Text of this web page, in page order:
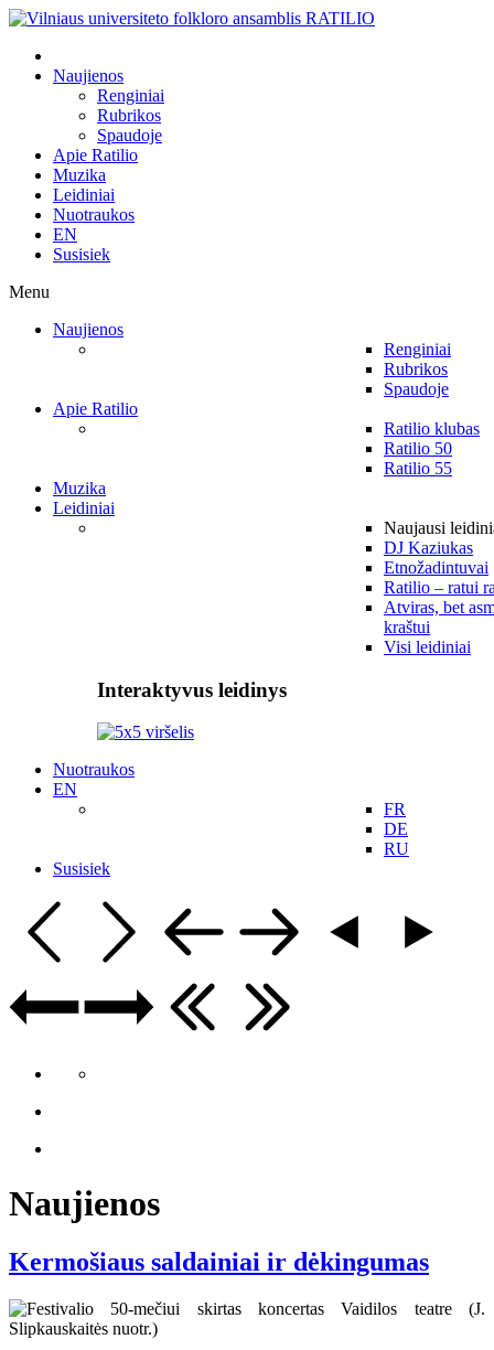
Naujienos
Renginiai
Rubrikos
Spaudoje
Apie Ratilio
Muzika
Leidiniai
Nuotraukos
EN
Susisiek
Menu
Naujienos
Renginiai
Rubrikos
Spaudoje
Apie Ratilio
Ratilio klubas
Ratilio 50
Ratilio 55
Muzika
Leidiniai
Naujausi
DJ Kaziukas
Etnožadintuvai
Ratilio – ratui
Atviras, bet
kraštui
Visi leidiniai
Interaktyvus leidinys
Nuotraukos
EN
FR
DE
RU
Susisiek
Naujienos
Kermošiaus saldainiai ir dėkingumas